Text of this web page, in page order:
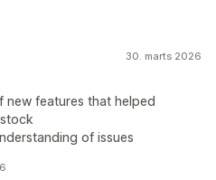
30. marts 2026
features that helped
of issues